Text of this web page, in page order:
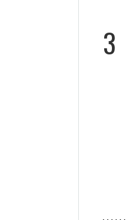
3